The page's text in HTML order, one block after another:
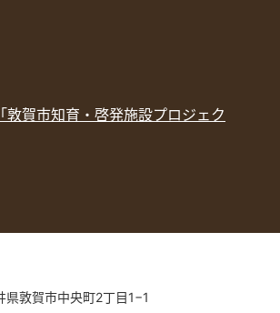
「敦賀市知育・啓発施設プロジェク
敦賀市中央町2丁目1−1